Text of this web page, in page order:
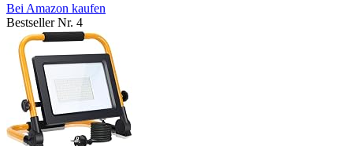
Bei Amazon kaufen
Bestseller Nr. 4